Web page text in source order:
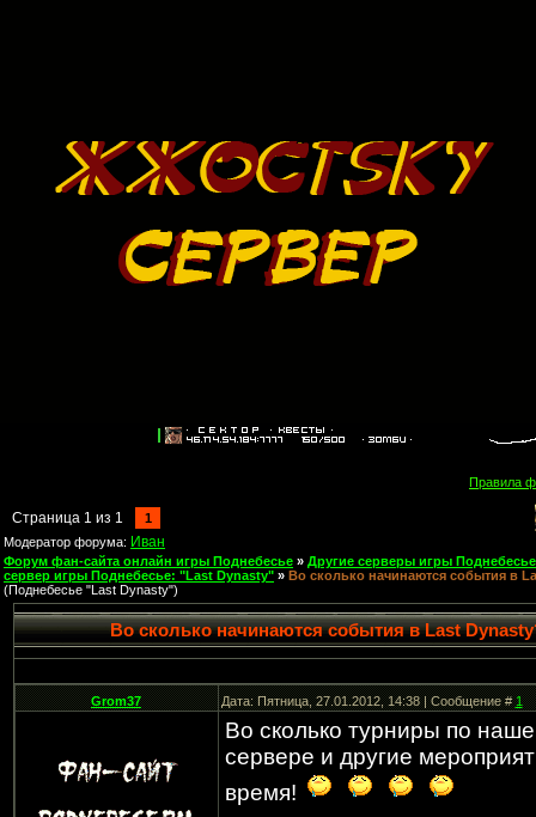
Правила
Страница 1 из 1
1
Модератор форума: Иван
Форум фан-сайта онлайн игры Поднебесье » Другие серверы игры Поднебесье
сервер игры Поднебесье: "Last Dynasty" » Во сколько начинаются события в
(Поднeбесье "Last Dynasty")
Во сколько начинаются события в Last
Grom37 Дата: Пятница, 27.01.2012, 14:38 | Сообщение #1
Во сколько турниры по
сервере и другие
время!